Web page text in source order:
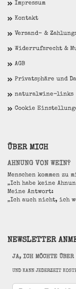
Impressum
Kontakt
Versand- &
Widerrufsrecht &
AGB
Privatsphäre und
naturalwine-links
Cookie
ÜBER MICH
AHNUNG VON WEIN?
Menschen kommen
„Ich habe keine
Meine Antwort:
„Ich auch nicht, ich
NEWSLETTER
JA, ICH MÖCHTE
UND KANN JEDERZEIT